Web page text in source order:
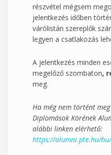
részvétel mégsem
jelentkezés időben
várólistán szereplők
legyen a csatlakozás
A jelentkezés minden
megelőző szombaton,
meg.
Ha még nem történt
Diplomások Körének
alábbi linken elérhető:
https://alumni.pte.hu/